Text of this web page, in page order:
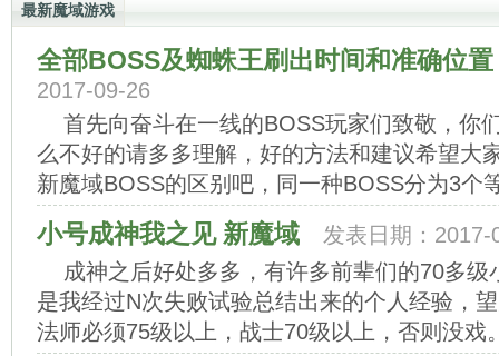
最新魔域游戏
全部BOSS及蜘蛛王刷出时间和准确位
2017-09-26
首先向奋斗在一线的BOSS玩家们致敬，你
么不好的请多多理解，好的方法和建议希望大
新魔域BOSS的区别吧，同一种BOSS分为3个
小号成神我之见 新魔域
发表日期：2017-
成神之后好处多多，有许多前辈们的70多
是我经过N次失败试验总结出来的个人经验，
法师必须75级以上，战士70级以上，否则没戏